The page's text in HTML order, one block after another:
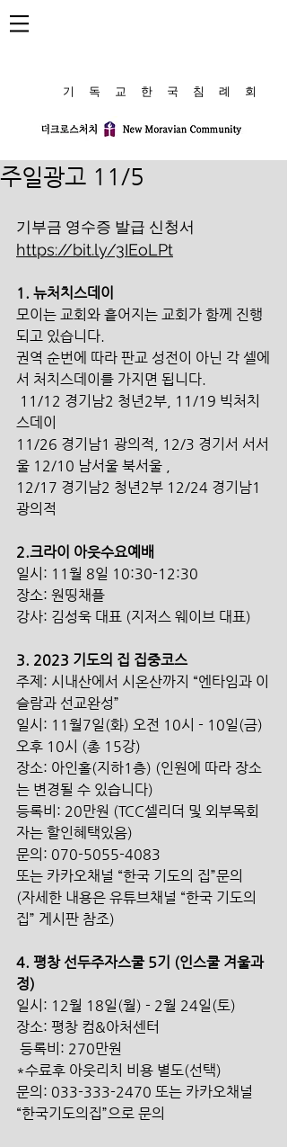
​기 독 교 한 국 침 례 회
주일광고 11/5
기부금 영수증 발급 신청서
https://bit.ly/3IEoLPt
1. 뉴처치스데이
모이는 교회와 흩어지는 교회가 함께 진행
되고 있습니다.
권역 순번에 따라 판교 성전이 아닌 각 셀에
서 처치스데이를 가지면 됩니다.
스데이
11/26 경기남1 광의적, 12/3 경기서 서서
울 12/10 남서울 북서울 ,
12/17 경기남2 청년2부 12/24 경기남1
광의적
2.크라이 아웃수요예배
일시: 11월 8일 10:30-12:30
장소: 원띵채플
강사: 김성욱 대표 (지저스 웨이브 대표)
3. 2023 기도의 집 집중코스
주제: 시내산에서 시온산까지 “엔타임과 이
슬람과 선교완성”
일시: 11월7일(화) 오전 10시 - 10일(금)
오후 10시 (총 15강)
장소: 아인홀(지하1층) (인원에 따라 장소
는 변경될 수 있습니다)
등록비: 20만원 (TCC셀리더 및 외부목회
자는 할인혜택있음)
문의: 070-5055-4083
또는 카카오채널 “한국 기도의 집”문의
(자세한 내용은 유튜브채널 “한국 기도의
집” 게시판 참조)
4. 평창 선두주자스쿨 5기 (인스쿨 겨울과
정)
일시: 12월 18일(월) - 2월 24일(토)
장소: 평창 컴&아처센터
등록비: 270만원
*수료후 아웃리치 비용 별도(선택)
문의: 033-333-2470 또는 카카오채널
“한국기도의집”으로 문의